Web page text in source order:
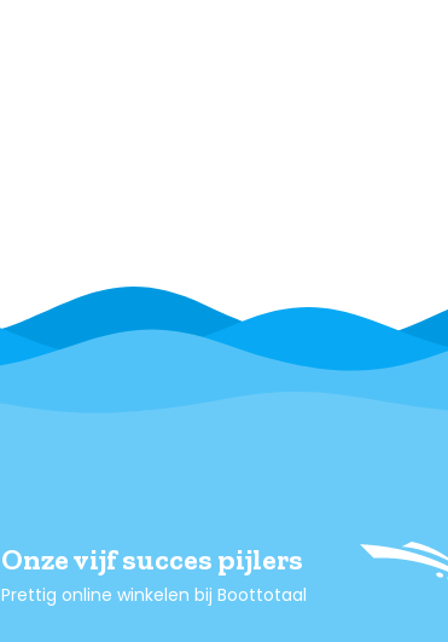
Onze vijf succes pijlers
Prettig online winkelen bij Boottotaal